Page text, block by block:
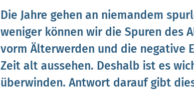
Die Jahre gehen an niemandem
weniger können wir die Spuren des
vorm Älterwerden und die negative
Zeit alt aussehen. Deshalb ist es
überwinden. Antwort darauf gibt